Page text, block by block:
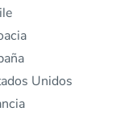
Unidos